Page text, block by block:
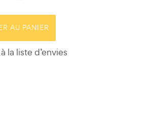
AU PANIER
la liste d’envies